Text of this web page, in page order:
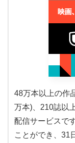
48万本以上の作
万本)、210誌以
配信サービスで
ことができ、31